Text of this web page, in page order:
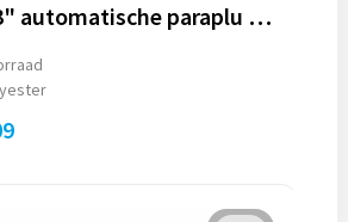
Fontana 23" automatische paraplu met carbon look en gebogen handvat